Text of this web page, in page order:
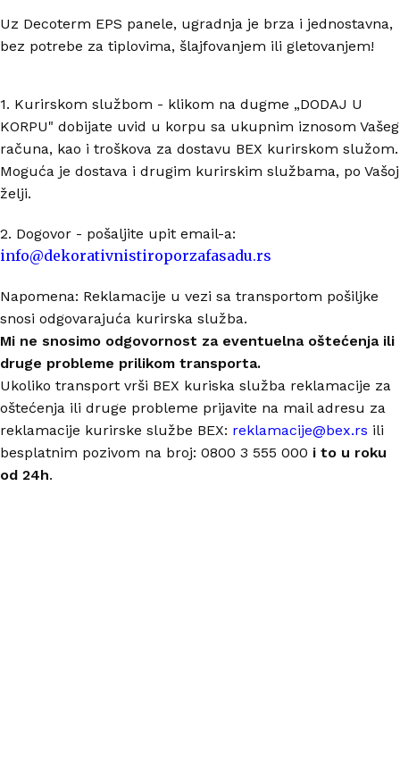
Uz Decoterm EPS panele, ugradnja je brza i jednostavna,
bez potrebe za tiplovima, šlajfovanjem ili gletovanjem!
1. Kurirskom službom - klikom na dugme „DODAJ U
KORPU" dobijate uvid u korpu sa ukupnim iznosom Vašeg
računa, kao i troškova za dostavu BEX kurirskom služom.
Moguća je dostava i drugim kurirskim službama, po Vašoj
želji.
2. Dogovor - pošaljite upit email-a:
info@dekorativnistiroporzafasadu.rs
Napomena: Reklamacije u vezi sa transportom pošiljke
snosi odgovarajuća kurirska služba.
Mi ne snosimo odgovornost za eventuelna oštećenja ili
druge probleme prilikom transporta.
Ukoliko transport vrši BEX kuriska služba reklamacije za
oštećenja ili druge probleme prijavite na mail adresu za
reklamacije kurirske službe BEX: reklamacije@bex.rs ili
besplatnim pozivom na broj: 0800 3 555 000 i to u roku
od 24h.